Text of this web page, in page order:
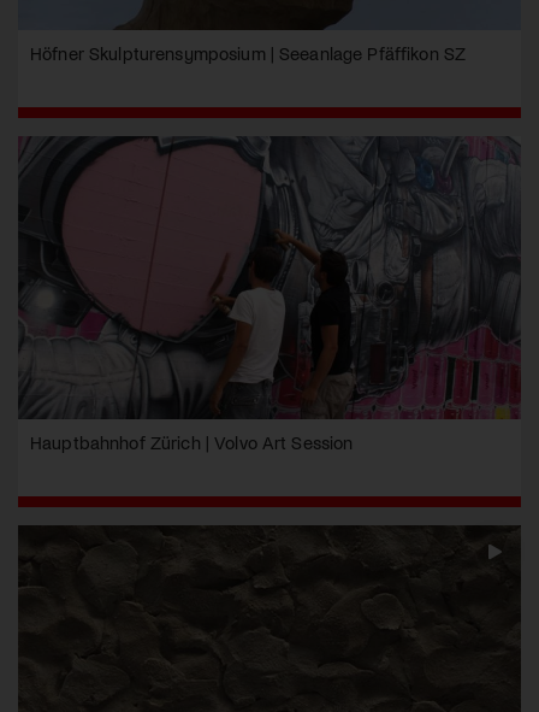
Höfner Skulpturensymposium | Seeanlage Pfäffikon SZ
Hauptbahnhof Zürich | Volvo Art Session